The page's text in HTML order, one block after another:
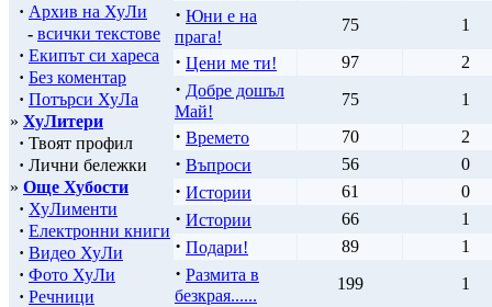
· Архив на ХуЛи
- всички текстове
· Екипът си хареса
· Без коментар
· Потърси ХуЛа
» ХуЛитери
· Твоят профил
· Лични бележки
» Още Хубости
· ХуЛименти
· Електронни книги
· Видео ХуЛи
· Фото ХуЛи
· Речници
· Юни е на
прага!
75 1
· Цени ме ти! 97 2
· Добре дошъл
Май!
75 1
· Времето 70 2
· Въпроси 56 0
· Истории 61 0
· Истории 66 1
· Подари! 89 1
· Размита в
безкрая......
199 1